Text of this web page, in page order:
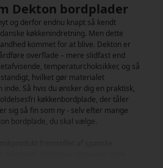
Dekton bordplader
og derfor endnu knapt så kendt
køkkenindretning. Men dette
kommet for at blive. Dekton er
overflade – mere slidfast end
temperaturchoksikker, og så
hvilket gør materialet
Så hvis du ønsker dig en praktisk,
køkkenbordplade, der tåler
sig så fin som ny - selv efter mange
bordplade, du skal vælge.